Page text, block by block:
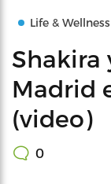
Life & Wellness
Shakira
Madrid
(video)
0